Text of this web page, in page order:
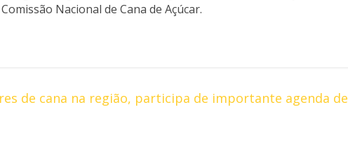
Nacional de Cana de Açúcar.
de cana na região, participa de importante agenda de